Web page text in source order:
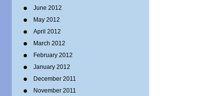
June 2012
May 2012
April 2012
March 2012
February 2012
January 2012
December 2011
November 2011